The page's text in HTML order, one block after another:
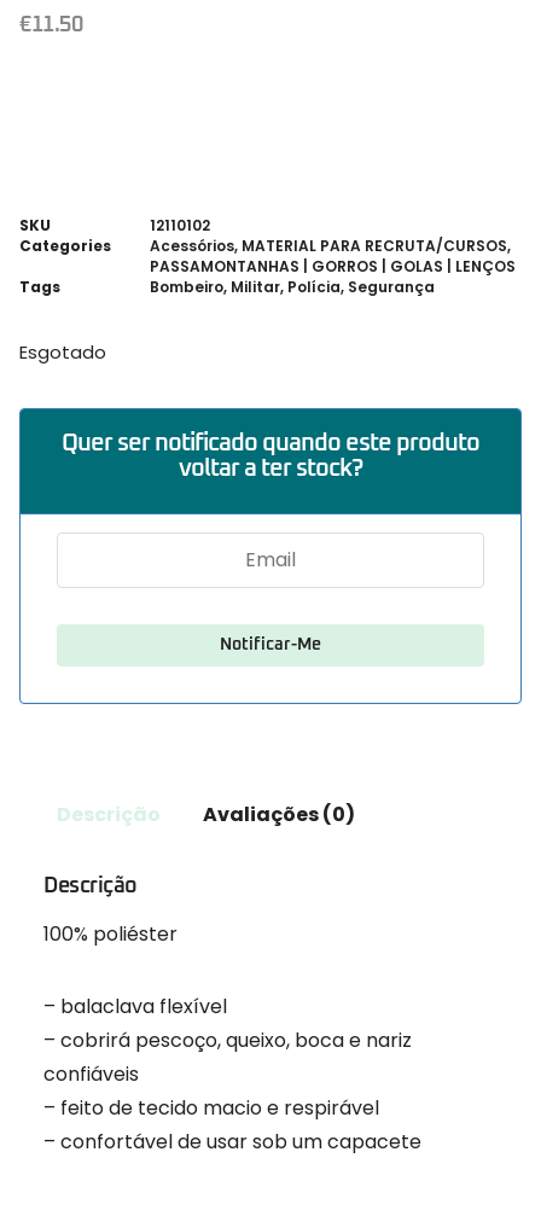
€11.50
SKU
12110102
Categories
Acessórios, MATERIAL PARA RECRUTA/CURSOS,
PASSAMONTANHAS | GORROS | GOLAS | LENÇOS
Tags
Bombeiro, Militar, Polícia, Segurança
Esgotado
Quer ser notificado quando este produto
voltar a ter stock?
Descrição Avaliações (0)
Descrição
100% poliéster
– balaclava flexível
– cobrirá pescoço, queixo, boca e nariz
confiáveis
– feito de tecido macio e respirável
– confortável de usar sob um capacete